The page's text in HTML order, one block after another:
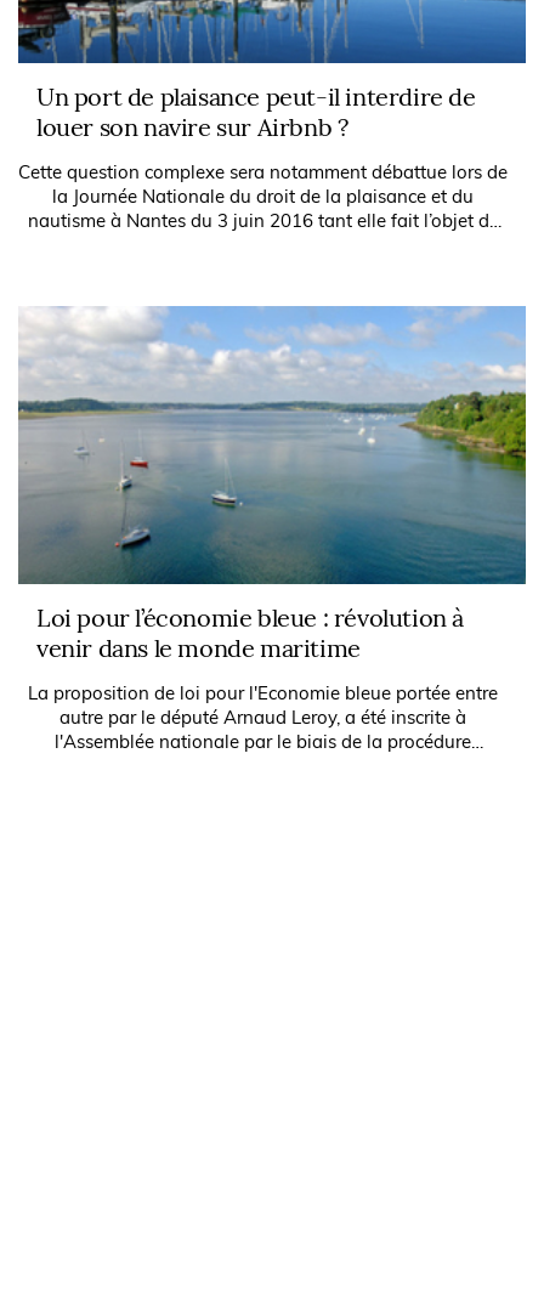
Un port de plaisance peut-il interdire de
louer son navire sur Airbnb ?
Cette question complexe sera notamment débattue lors de
la Journée Nationale du droit de la plaisance et du
nautisme à Nantes du 3 juin 2016 tant elle fait l’objet de
Loi pour l’économie bleue : révolution à
venir dans le monde maritime
La proposition de loi pour l'Economie bleue portée entre
autre par le député Arnaud Leroy, a été inscrite à
l'Assemblée nationale par le biais de la procédure